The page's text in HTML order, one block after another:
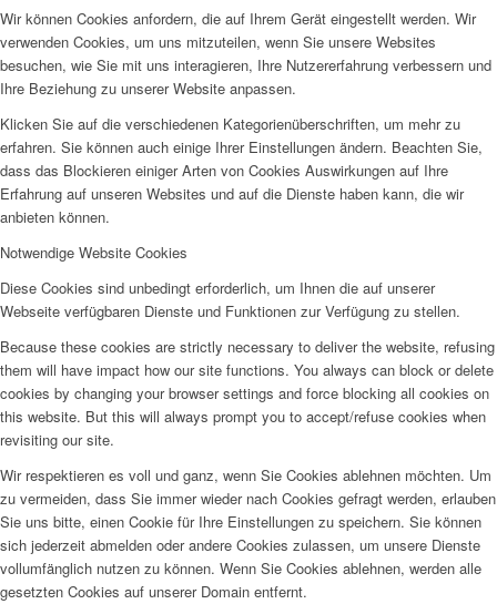
Wir können Cookies anfordern, die auf Ihrem Gerät eingestellt werden. Wir
verwenden Cookies, um uns mitzuteilen, wenn Sie unsere Websites
besuchen, wie Sie mit uns interagieren, Ihre Nutzererfahrung verbessern und
Ihre Beziehung zu unserer Website anpassen.
Klicken Sie auf die verschiedenen Kategorienüberschriften, um mehr zu
erfahren. Sie können auch einige Ihrer Einstellungen ändern. Beachten Sie,
dass das Blockieren einiger Arten von Cookies Auswirkungen auf Ihre
Erfahrung auf unseren Websites und auf die Dienste haben kann, die wir
anbieten können.
Notwendige Website Cookies
Diese Cookies sind unbedingt erforderlich, um Ihnen die auf unserer
Webseite verfügbaren Dienste und Funktionen zur Verfügung zu stellen.
Because these cookies are strictly necessary to deliver the website, refusing
them will have impact how our site functions. You always can block or delete
cookies by changing your browser settings and force blocking all cookies on
this website. But this will always prompt you to accept/refuse cookies when
revisiting our site.
Wir respektieren es voll und ganz, wenn Sie Cookies ablehnen möchten. Um
zu vermeiden, dass Sie immer wieder nach Cookies gefragt werden, erlauben
Sie uns bitte, einen Cookie für Ihre Einstellungen zu speichern. Sie können
sich jederzeit abmelden oder andere Cookies zulassen, um unsere Dienste
vollumfänglich nutzen zu können. Wenn Sie Cookies ablehnen, werden alle
gesetzten Cookies auf unserer Domain entfernt.